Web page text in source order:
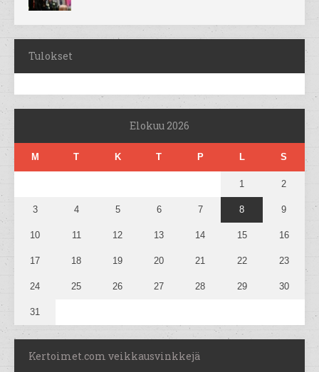
Tulokset
Elokuu 2026
M T K T P L S
1 2
3 4 5 6 7 8 9
10 11 12 13 14 15 16
17 18 19 20 21 22 23
24 25 26 27 28 29 30
31
Kertoimet.com veikkausvinkkejä